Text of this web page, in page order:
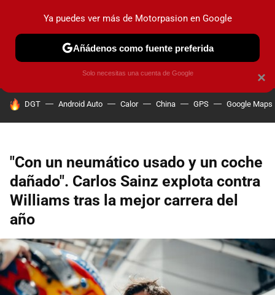
PRUEBAS COCHES ELÉCTRICOS OBSERVATORIO
HOY SE HABLA DE
DGT Android Auto Calor China GPS Google Maps
"Con un neumático usado y un coche
dañado". Carlos Sainz explota contra
Williams tras la mejor carrera del
año
×
Ya puedes ver más de Motorpasion en Google
Añádenos como fuente preferida
Solo necesitas una cuenta de Google